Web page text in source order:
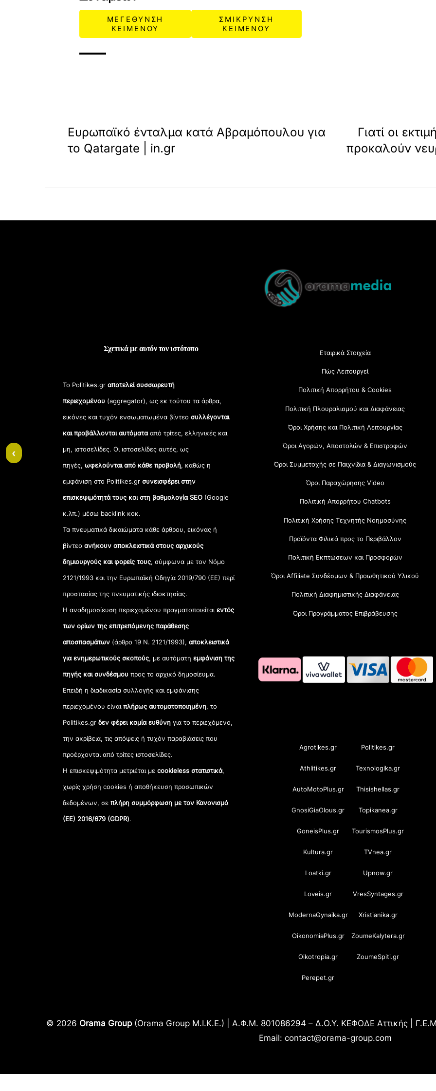
ΜΕΓΕΘΥΝΣΗ
ΚΕΙΜΕΝΟΥ
ΣΜΙΚΡΥΝΣΗ
ΚΕΙΜΕΝΟΥ
Ευρωπαϊκό ένταλμα κατά Αβραμόπουλου για
το Qatargate | in.gr
Γιατί οι
προκαλούν
Top
Σχετικά με αυτόν τον ιστότοπο
Το Politikes.grαποτελεί συσσωρευτή
περιεχομένου (aggregator), ως εκ τούτου τα άρθρα,
εικόνες και τυχόν ενσωματωμένα βίντεοσυλλέγονται
και προβάλλονται αυτόματααπό τρίτες, ελληνικές και
μη, ιστοσελίδες. Οι ιστοσελίδες αυτές, ως
πηγές,ωφελούνται από κάθε προβολή, καθώς η
εμφάνιση στο Politikes.gr συνεισφέρει στην
επισκεψιμότητά τους και στη βαθμολογία SEO (Google
κ.λπ.) μέσω backlink κοκ.
Τα πνευματικά δικαιώματα κάθε άρθρου, εικόνας ή
βίντεοανήκουν αποκλειστικά στους αρχικούς
δημιουργούς και φορείς τους, σύμφωνα με τον Νόμο
2121/1993 και την Ευρωπαϊκή Οδηγία 2019/790 (ΕΕ) περί
προστασίας της πνευματικής ιδιοκτησίας.
Η αναδημοσίευση περιεχομένου πραγματοποιείταιεντός
των ορίων της επιτρεπόμενης παράθεσης
αποσπασμάτων (άρθρο 19 Ν. 2121/1993), αποκλειστικά
για ενημερωτικούς σκοπούς, με αυτόματηεμφάνιση της
πηγής και συνδέσμου προς το αρχικό δημοσίευμα.
Επειδή η διαδικασία συλλογής και εμφάνισης
περιεχομένου είναιπλήρως αυτοματοποιημένη, το
Politikes.grδεν φέρει καμία ευθύνη για το περιεχόμενο,
την ακρίβεια, τις απόψεις ή τυχόν παραβιάσεις που
προέρχονται από τρίτες ιστοσελίδες.
Η επισκεψιμότητα μετριέται μεcookieless στατιστικά,
χωρίς χρήση cookies ή αποθήκευση προσωπικών
δεδομένων, σεπλήρη συμμόρφωση με τον Κανονισμό
(ΕΕ) 2016/679 (GDPR).
Εταιρικά Στοιχεία
Πώς Λειτουργεί
Πολιτική Απορρήτου & Cookies
Πολιτική Πλουραλισμού και Διαφάνειας
Όροι Χρήσης και Πολιτική Λειτουργίας
Όροι Αγορών, Αποστολών & Επιστροφών
Όροι Συμμετοχής σε Παιχνίδια & Διαγωνισμούς
Όροι Παραχώρησης Video
Πολιτική Απορρήτου Chatbots
Πολιτική Χρήσης Τεχνητής Νοημοσύνης
Προϊόντα Φιλικά προς το Περιβάλλον
Πολιτική Εκπτώσεων και Προσφορών
Όροι Affiliate Συνδέσμων & Προωθητικού Υλικού
Πολιτική Διαφημιστικής Διαφάνειας
Όροι Προγράμματος Επιβράβευσης
Agrotikes.gr Politikes.gr
Athlitikes.gr Texnologika.gr
AutoMotoPlus.gr Thisishellas.gr
GnosiGiaOlous.gr Topikanea.gr
GoneisPlus.gr TourismosPlus.gr
Kultura.gr TVnea.gr
Loatki.gr Upnow.gr
Loveis.gr VresSyntages.gr
ModernaGynaika.gr Xristianika.gr
OikonomiaPlus.gr ZoumeKalytera.gr
Oikotropia.gr ZoumeSpiti.gr
Perepet.gr
© 2026 Orama Group(Orama Group Μ.Ι.Κ.Ε.) | Α.Φ.Μ. 801086294 – Δ.Ο.Υ. ΚΕΦΟΔΕ Αττικής |
Email: contact@orama-group.com
‹